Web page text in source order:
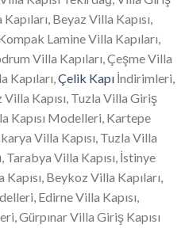
Beyaz Villa Kapısı,
Lamine Villa Kapıları,
Villa Kapıları, Çeşme Villa
Kapıları,Çelik Kapı İndirimleri,
Kapısı, Tuzla Villa Giriş
Kapısı Modelleri, Kartepe
Villa Kapısı, Tuzla Villa
Tarabya Villa Kapısı, İstinye
Kapısı, Beykoz Villa Kapıları,
Edirne Villa Kapısı,
Gürpınar Villa Giriş Kapısı